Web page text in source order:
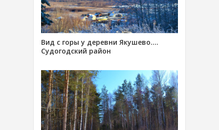
Вид с горы у деревни Якушево….
Судогодский район